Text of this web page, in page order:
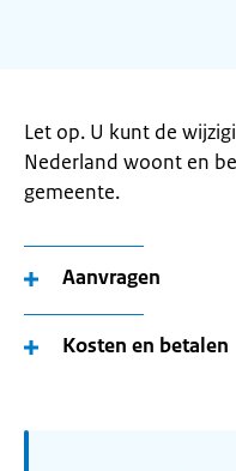
Let op. U kunt de
Nederland woont en
gemeente.
Aanvragen
Kosten en betalen